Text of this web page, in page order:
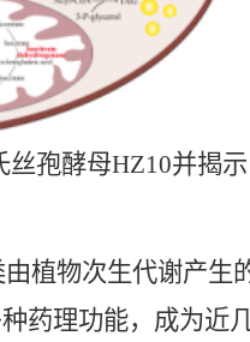
孢酵母HZ10并揭示
植物次生代谢产生
药理功能，成为近